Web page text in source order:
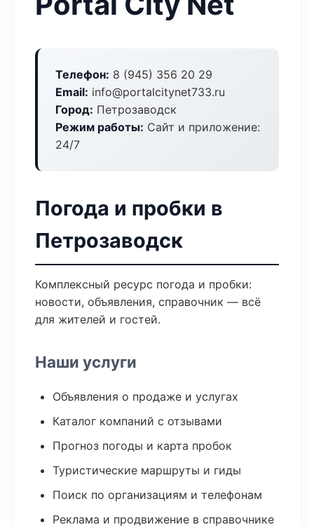
Телефон: 8 (945) 356 20 29
Email: info@portalcitynet733.ru
Город: Петрозаводск
Режим работы: Сайт и приложение:
24/7
Погода и пробки в
Петрозаводск
Комплексный ресурс погода и пробки:
новости, объявления, справочник — всё
для жителей и гостей.
Наши услуги
Объявления о продаже и услугах
Каталог компаний с отзывами
Прогноз погоды и карта пробок
Туристические маршруты и гиды
Поиск по организациям и телефонам
Реклама и продвижение в справочнике